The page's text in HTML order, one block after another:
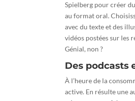
Spielberg pour créer
au format oral.
avec du texte et des
vidéos postées sur les
Génial, non ?
Des podcasts
À l’heure de la
active. En résulte une